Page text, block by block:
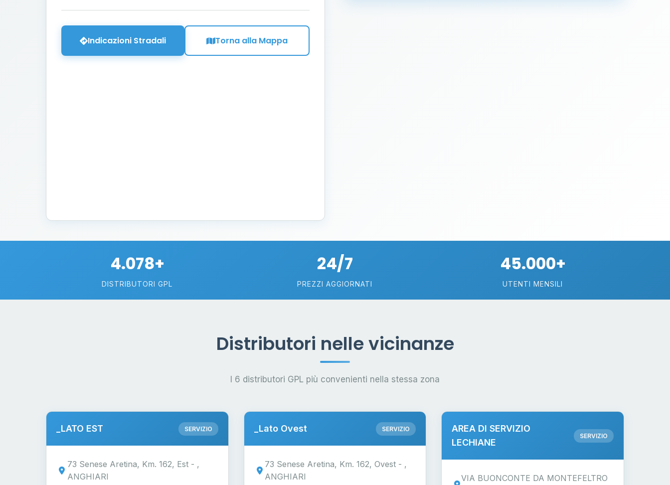
Indicazioni Stradali Torna alla Mappa
4.078+
DISTRIBUTORI GPL
24/7
PREZZI AGGIORNATI
45.000+
UTENTI MENSILI
Distributori nelle vicinanze
I 6 distributori GPL più convenienti nella stessa zona
_LATO EST SERVIZIO
73 Senese Aretina, Km. 162, Est - ,
ANGHIARI
_Lato Ovest SERVIZIO
73 Senese Aretina, Km. 162, Ovest - ,
ANGHIARI
AREA DI SERVIZIO
LECHIANE
SERVIZIO
VIA BUONCONTE DA MONTEFELTRO